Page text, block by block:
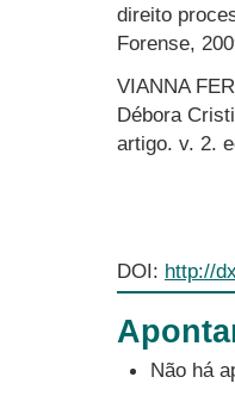
direito
Forense,
VIANNA
Débora
artigo. v. 2.
DOI: http://
Não há